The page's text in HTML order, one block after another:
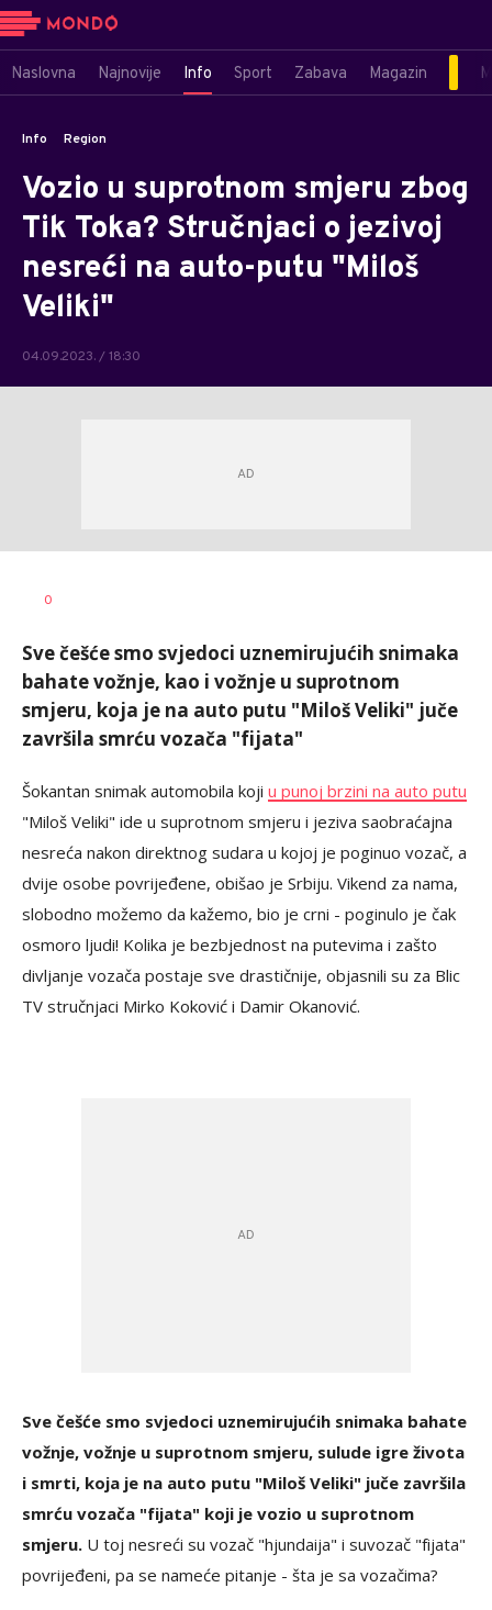
Naslovna Najnovije Info Sport Zabava Magazin
Info Region
Vozio u suprotnom smjeru zbog
Tik Toka? Stručnjaci o jezivoj
nesreći na auto-putu "Miloš
Veliki"
04.09.2023. / 18:30
AUTOR
0
Sve češće smo svjedoci uznemirujućih snimaka
bahate vožnje, kao i vožnje u suprotnom
smjeru, koja je na auto putu "Miloš Veliki" juče
završila smrću vozača "fijata"
Šokantan snimak automobila koji u punoj brzini na auto putu
"Miloš Veliki" ide u suprotnom smjeru i jeziva saobraćajna
nesreća nakon direktnog sudara u kojoj je poginuo vozač, a
dvije osobe povrijeđene, obišao je Srbiju. Vikend za nama,
slobodno možemo da kažemo, bio je crni - poginulo je čak
osmoro ljudi! Kolika je bezbjednost na putevima i zašto
divljanje vozača postaje sve drastičnije, objasnili su za Blic
TV stručnjaci Mirko Koković i Damir Okanović.
Sve češće smo svjedoci uznemirujućih snimaka bahate
vožnje, vožnje u suprotnom smjeru, sulude igre života
i smrti, koja je na auto putu "Miloš Veliki" juče završila
smrću vozača "fijata" koji je vozio u suprotnom
smjeru. U toj nesreći su vozač "hjundaija" i suvozač "fijata"
povrijeđeni, pa se nameće pitanje - šta je sa vozačima?